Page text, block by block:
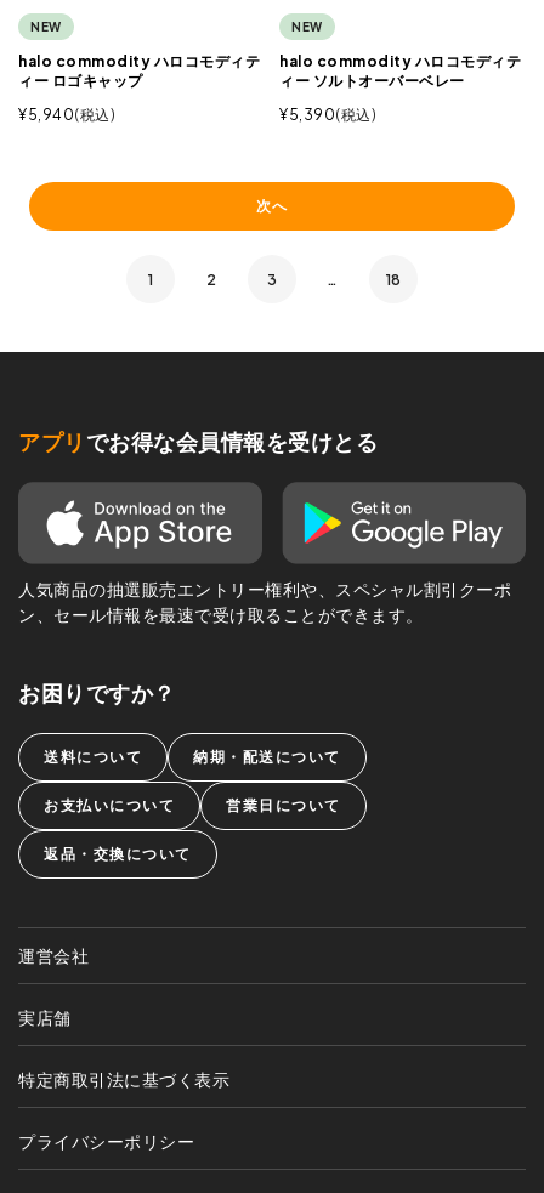
NEW
halo commodity ハロコモディテ
ィー ロゴキャップ
¥5,940 税込
NEW
halo commodity ハロコモディテ
ィー ソルトオーバーベレー
¥5,390 税込
次へ
1 2 3 … 18
アプリ でお得な会員情報を受けとる
人気商品の抽選販売エントリー権利や、スペシャル割引クーポ
ン、セール情報を最速で受け取ることができます。
お困りですか？
送料について 納期・配送について
お支払いについて 営業日について
返品・交換について
運営会社
実店舗
特定商取引法に基づく表示
プライバシーポリシー